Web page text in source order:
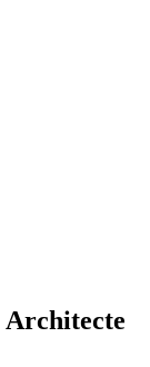
Architecte